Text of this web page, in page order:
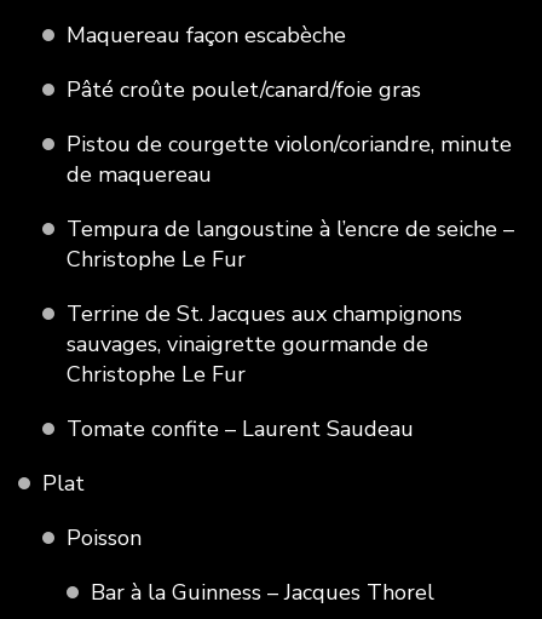
Maquereau façon escabèche
Pâté croûte poulet/canard/foie gras
Pistou de courgette violon/coriandre, minute
de maquereau
Tempura de langoustine à l’encre de seiche –
Christophe Le Fur
Terrine de St. Jacques aux champignons
sauvages, vinaigrette gourmande de
Christophe Le Fur
Tomate confite – Laurent Saudeau
Plat
Poisson
Bar à la Guinness – Jacques Thorel